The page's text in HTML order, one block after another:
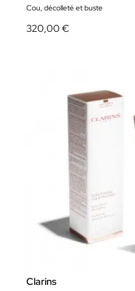
Cou, décolleté et buste
320,00 €
Clarins